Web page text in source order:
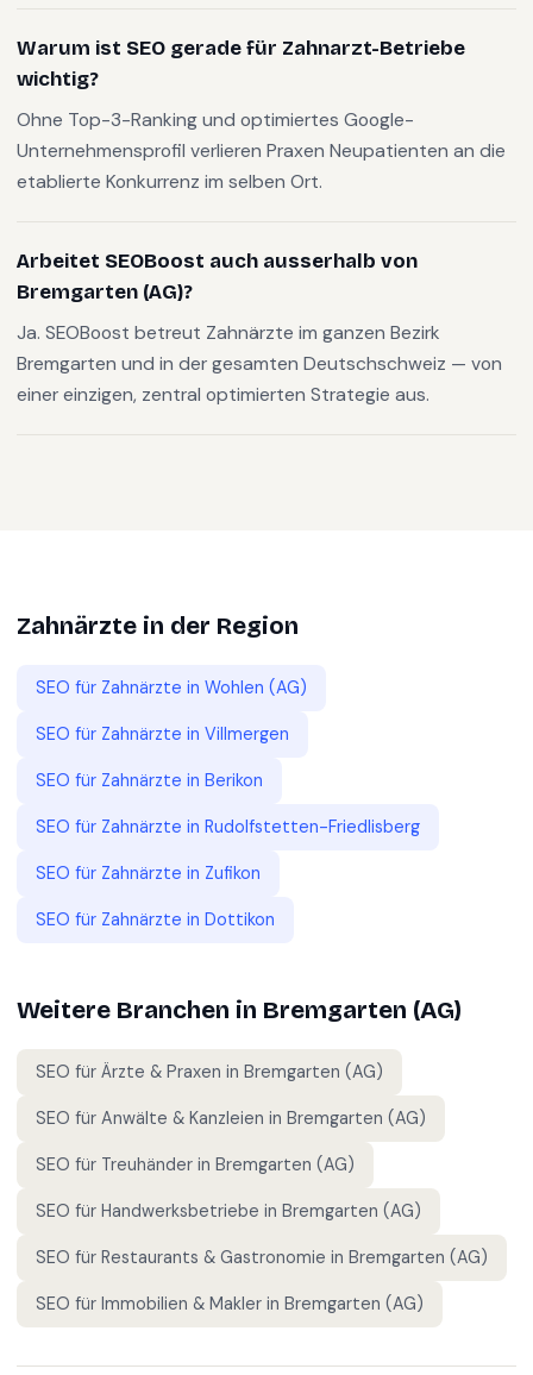
Warum ist SEO gerade für Zahnarzt-Betriebe
wichtig?
Ohne Top-3-Ranking und optimiertes Google-
Unternehmensprofil verlieren Praxen Neupatienten an die
etablierte Konkurrenz im selben Ort.
Arbeitet SEOBoost auch ausserhalb von
Bremgarten (AG)?
Ja. SEOBoost betreut Zahnärzte im ganzen Bezirk
Bremgarten und in der gesamten Deutschschweiz — von
einer einzigen, zentral optimierten Strategie aus.
Zahnärzte in der Region
SEO für Zahnärzte in Wohlen (AG)
SEO für Zahnärzte in Villmergen
SEO für Zahnärzte in Berikon
SEO für Zahnärzte in Rudolfstetten-Friedlisberg
SEO für Zahnärzte in Zufikon
SEO für Zahnärzte in Dottikon
Weitere Branchen in Bremgarten (AG)
SEO für Ärzte & Praxen in Bremgarten (AG)
SEO für Anwälte & Kanzleien in Bremgarten (AG)
SEO für Treuhänder in Bremgarten (AG)
SEO für Handwerksbetriebe in Bremgarten (AG)
SEO für Restaurants & Gastronomie in Bremgarten (AG)
SEO für Immobilien & Makler in Bremgarten (AG)